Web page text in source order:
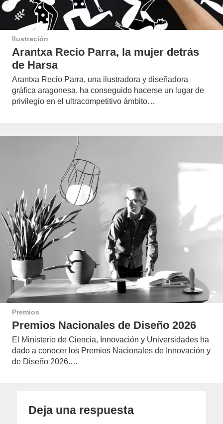
Ilustración
Arantxa Recio Parra, la mujer detrás
de Harsa
Arantxa Recio Parra, una ilustradora y diseñadora
gráfica aragonesa, ha conseguido hacerse un lugar de
privilegio en el ultracompetitivo ámbito…
Premios
Premios Nacionales de Diseño 2026
El Ministerio de Ciencia, Innovación y Universidades ha
dado a conocer los Premios Nacionales de Innovación y
de Diseño 2026.…
Deja una respuesta